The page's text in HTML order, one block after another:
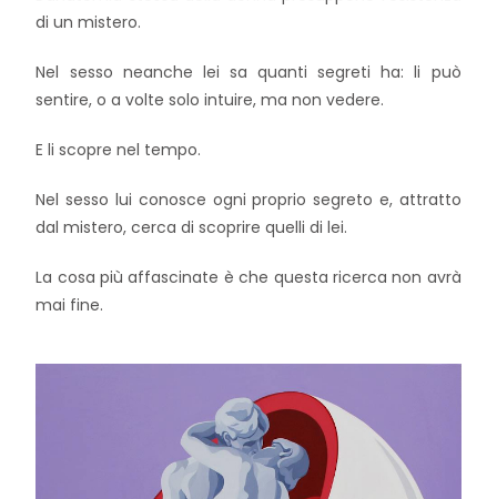
di un mistero.
Nel sesso neanche lei sa quanti segreti ha: li può
sentire, o a volte solo intuire, ma non vedere.
E li scopre nel tempo.
Nel sesso lui conosce ogni proprio segreto e, attratto
dal mistero, cerca di scoprire quelli di lei.
La cosa più affascinate è che questa ricerca non avrà
mai fine.